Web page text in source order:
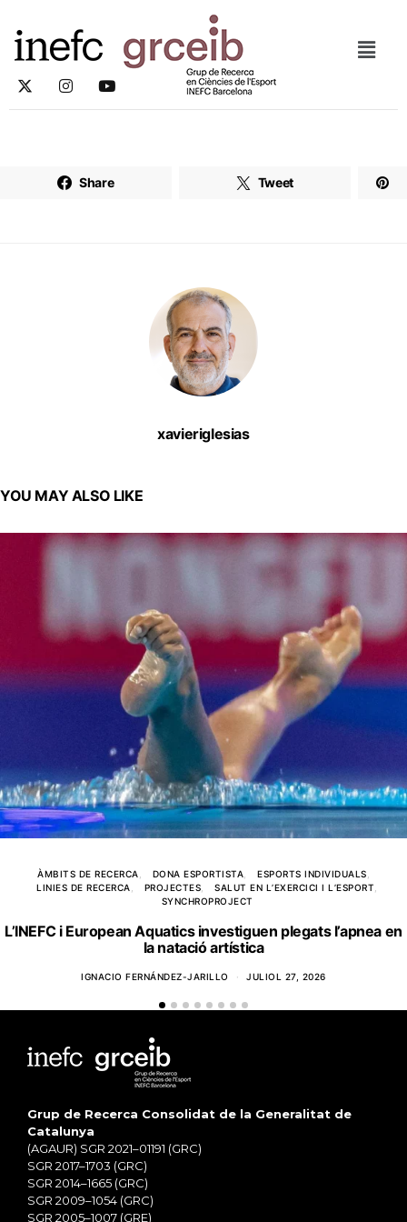
Share Tweet
xavieriglesias
YOU MAY ALSO LIKE
ÀMBITS DE RECERCA DONA ESPORTISTA
ESPORTS INDIVIDUALS
LINIES DE RECERCA
PROJECTES
SALUT EN L’EXERCICI I L’ESPORT
SYNCHROPROJECT
L’INEFC i European Aquatics investiguen plegats l’apnea en
la natació artística
IGNACIO FERNÁNDEZ-JARILLO JULIOL 27, 2026
Grup de Recerca Consolidat de la Generalitat de
Catalunya
(AGAUR) SGR 2021–01191 (GRC)
SGR 2017–1703 (GRC)
SGR 2014–1665 (GRC)
SGR 2009–1054 (GRC)
SGR 2005–1007 (GRE)